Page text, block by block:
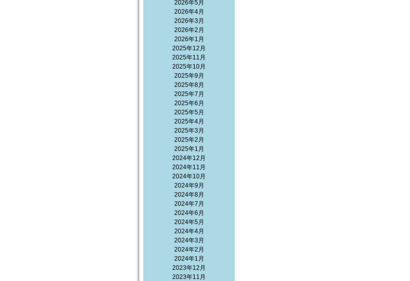
2026年5月
2026年4月
2026年3月
2026年2月
2026年1月
2025年12月
2025年11月
2025年10月
2025年9月
2025年8月
2025年7月
2025年6月
2025年5月
2025年4月
2025年3月
2025年2月
2025年1月
2024年12月
2024年11月
2024年10月
2024年9月
2024年8月
2024年7月
2024年6月
2024年5月
2024年4月
2024年3月
2024年2月
2024年1月
2023年12月
2023年11月